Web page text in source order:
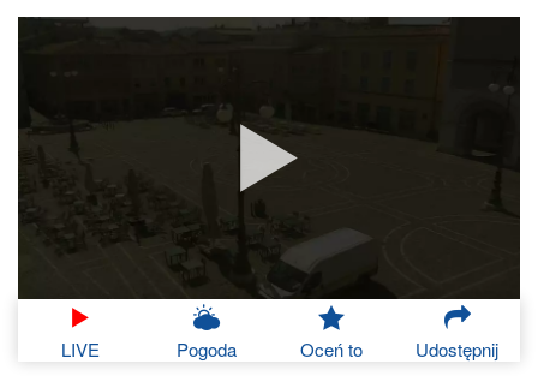
LIVE Pogoda Oceń to Udostępnij